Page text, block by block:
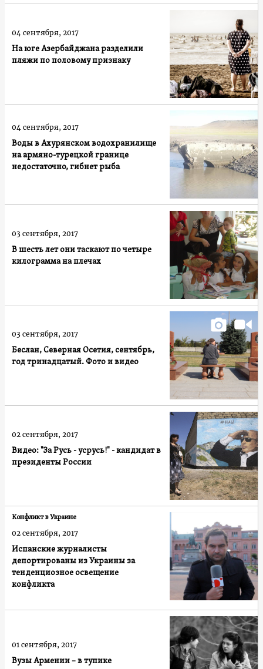
На юге Азербайджана разделили
пляжи по половому признаку
04 сентября, 2017
Воды в Ахурянском водохранилище
на армяно-турецкой границе
недостаточно, гибнет рыба
04 сентября, 2017
В шесть лет они таскают по четыре
килограмма на плечах
03 сентября, 2017
Беслан, Северная Осетия, сентябрь,
год тринадцатый. Фото и видео
03 сентября, 2017
Видео: "За Русь - усрусь!" - кандидат в
президенты России
02 сентября, 2017
Испанские журналисты
депортированы из Украины за
тенденциозное освещение
конфликта
Конфликт в Украине
02 сентября, 2017
Вузы Армении – в тупике
01 сентября, 2017